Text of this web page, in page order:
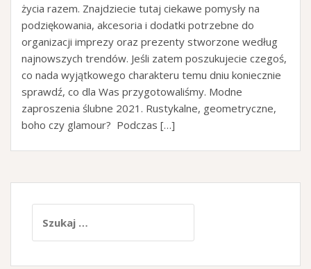
życia razem. Znajdziecie tutaj ciekawe pomysły na
podziękowania, akcesoria i dodatki potrzebne do
organizacji imprezy oraz prezenty stworzone według
najnowszych trendów. Jeśli zatem poszukujecie czegoś,
co nada wyjątkowego charakteru temu dniu koniecznie
sprawdź, co dla Was przygotowaliśmy. Modne
zaproszenia ślubne 2021. Rustykalne, geometryczne,
boho czy glamour? Podczas […]